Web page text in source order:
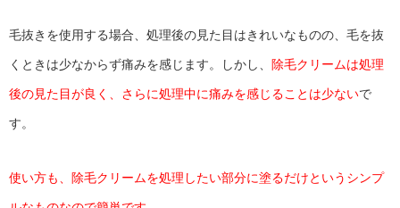
毛抜きを使用する場合、処理後の見た目はきれいなものの、毛を抜
くときは少なからず痛みを感じます。しかし、 除毛クリームは処理
後の見た目が良く、さらに処理中に痛みを感じることは少ないで
す。
使い方も、除毛クリームを処理したい部分に塗るだけというシンプ